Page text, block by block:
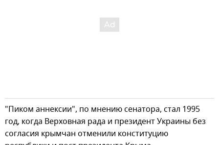
"Пиком аннексии", по мнению сенатора, стал 1995
год, когда Верховная рада и президент Украины без
согласия крымчан отменили конституцию